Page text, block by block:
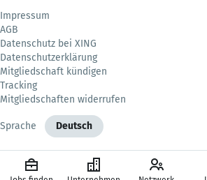
Impressum
AGB
Datenschutz bei XING
Datenschutzerklärung
Mitgliedschaft kündigen
Tracking
Mitgliedschaften widerrufen
Sprache Deutsch